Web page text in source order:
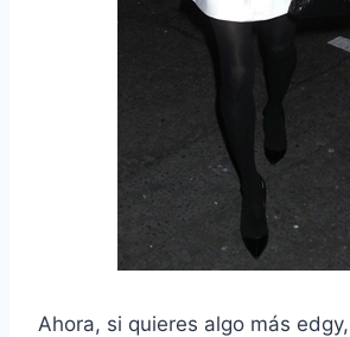
Ahora, si quieres algo más